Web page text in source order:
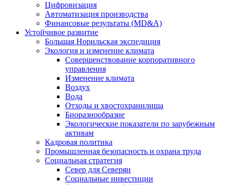
Цифровизация
Автоматизация производства
Финансовые результаты (MD&A)
Устойчивое развитие
Большая Норильская экспедиция
Экология и изменение климата
Совершенствование корпоративного
управления
Изменение климата
Воздух
Вода
Отходы и хвостохранилища
Биоразнообразие
Экологические показатели по зарубежным
активам
Кадровая политика
Промышленная безопасность и охрана труда
Социальная стратегия
Север для Северян
Социальные инвестиции